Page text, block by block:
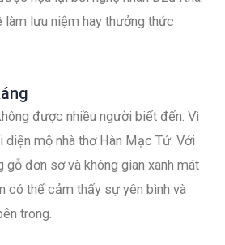
làm lưu niệm hay thưởng thức
được nhiều người biết đến. Vì
diện mộ nhà thơ Hàn Mạc Tử. Với
gỗ đơn sơ và không gian xanh mát
có thể cảm thấy sự yên bình và
trong.